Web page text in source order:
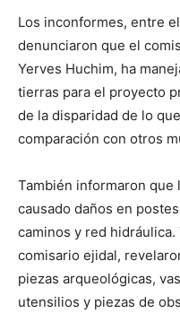
Los inconformes, entre
denunciaron que el
Yerves Huchim, ha
tierras para el proyecto
de la disparidad de lo
comparación con otros
También informaron que
causado daños en
caminos y red
comisario ejidal,
piezas arqueológicas,
utensilios y piezas de